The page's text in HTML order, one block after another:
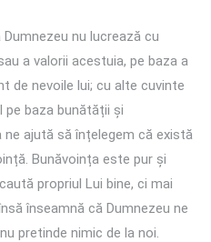
nu lucrează cu
a valorii acestuia, pe baza a
de nevoile lui; cu alte cuvinte
pe baza bunătății și
ajută să înțelegem că există
Bunăvoința este pur și
propriul Lui bine, ci mai
înseamnă că Dumnezeu ne
pretinde nimic de la noi.